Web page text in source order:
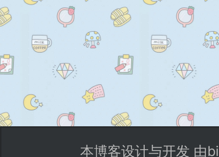
本博客设计与开发 由